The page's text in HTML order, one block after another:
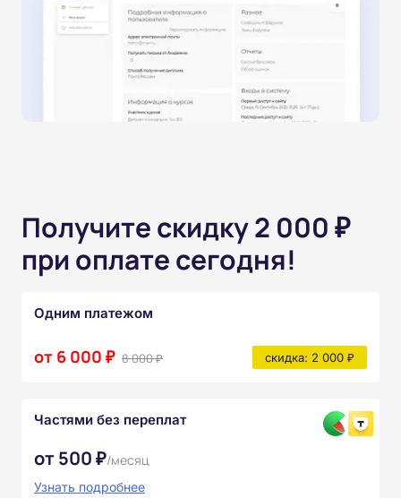
Получите скидку 2 000 ₽
при оплате сегодня!
Одним платежом
от 6 000 ₽ 8 000 ₽ скидка: 2 000 ₽
Частями без переплат
от 500 ₽/месяц
Узнать подробнее